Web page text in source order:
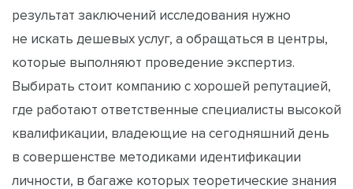
результат заключений исследования нужно
не искать дешевых услуг, а обращаться в центры,
которые выполняют проведение экспертиз.
Выбирать стоит компанию с хорошей репутацией,
где работают ответственные специалисты высокой
квалификации, владеющие на сегодняшний день
в совершенстве методиками идентификации
личности, в багаже которых теоретические знания